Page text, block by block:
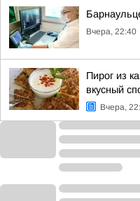
Вчера, 22:40
Пирог из
вкусный
Вчера,